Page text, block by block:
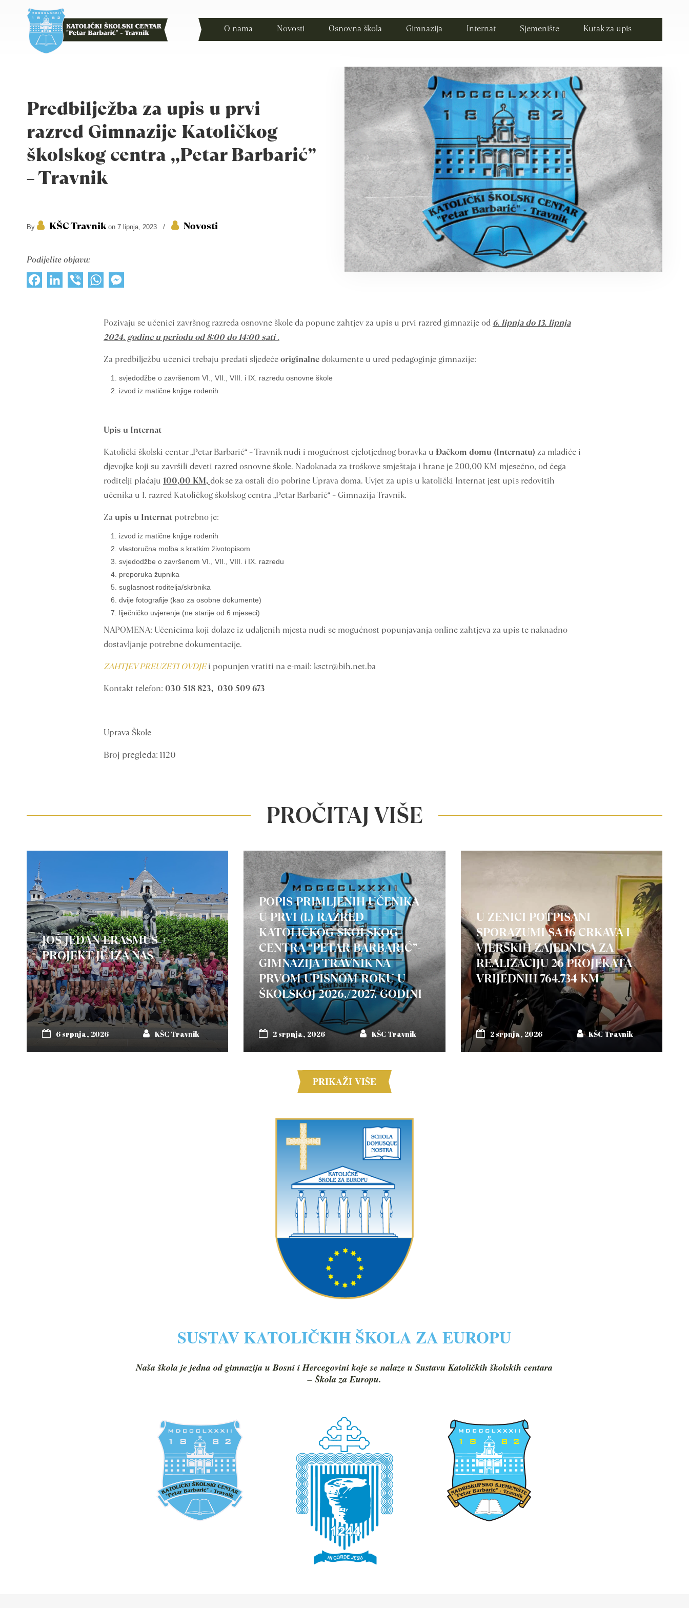
O nama Novosti Osnovna škola Gimnazija Internat Sjemenište Kutak za upis
Predbilježba za upis u prvi
razred Gimnazije Katoličkog
školskog centra ,,Petar Barbarić”
– Travnik
By KŠC Travnikon 7 lipnja, 2023 / Novosti
Podijelite objavu:
FacebookLinkedInViber WhatsApp
Pozivaju se učenici završnog razreda osnovne škole da popune zahtjev za upis u prvi razred gimnazije od 6. lipnja do 13. lipnja
2024. godine u periodu od 8:00 do 14:00 sati.
Za predbilježbu učenici trebaju predati sljedećeoriginalnedokumente u ured pedagoginje gimnazije:
svjedodžbe o završenom VI., VII., VIII. i IX. razredu osnovne škole
izvod iz matične knjige rođenih
Upis u Internat
Katolički školski centar „Petar Barbarić“ – Travnik nudi i mogućnost cjelotjednog boravka u Đačkom domu (Internatu) za mladiće i
djevojke koji su završili deveti razred osnovne škole. Nadoknada za troškove smještaja i hrane je 200,00 KM mjesečno, od čega
roditelji plaćaju 100,00 KM,dok se za ostali dio pobrine Uprava doma. Uvjet za upis u katolički Internat jest upis redovitih
učenika u I. razred Katoličkog školskog centra „Petar Barbarić“ – Gimnazija Travnik.
Za upis u Internat potrebno je:
izvod iz matične knjige rođenih
vlastoručna molba s kratkim životopisom
svjedodžbe o završenom VI., VII., VIII. i IX. razredu
preporuka župnika
suglasnost roditelja/skrbnika
dvije fotografije (kao za osobne dokumente)
liječničko uvjerenje (ne starije od 6 mjeseci)
NAPOMENA: Učenicima koji dolaze iz udaljenih mjesta nudi se mogućnost popunjavanja online zahtjeva za upis te naknadno
dostavljanje potrebne dokumentacije.
ZAHTJEV PREUZETI OVDJEi popunjen vratiti na e-mail: ksctr@bih.net.ba
Kontakt telefon: 030 518 823, 030 509 673
Uprava Škole
Broj pregleda: 1120
PROČITAJ VIŠE
JOŠ JEDAN ERASMUS +
PROJEKT JE IZA NAS
6 srpnja, 2026 KŠC Travnik
POPIS PRIMLJENIH UČENIKA
U PRVI (I.) RAZRED
KATOLIČKOG ŠKOLSKOG
CENTRA “PETAR BARBARIĆ”-
GIMNAZIJA TRAVNIK NA
PRVOM UPISNOM ROKU U
ŠKOLSKOJ 2026./2027. GODINI
2 srpnja, 2026 KŠC Travnik
U ZENICI POTPISANI
SPORAZUMI SA 16 CRKAVA I
VJERSKIH ZAJEDNICA ZA
REALIZACIJU 26 PROJEKATA
VRIJEDNIH 764.734 KM
2 srpnja, 2026 KŠC Travnik
PRIKAŽI VIŠE
SUSTAV KATOLIČKIH ŠKOLA ZA EUROPU
Naša škola je jedna od gimnazija u Bosni i Hercegovini koje se nalaze u Sustavu Katoličkih školskih centara
– Škola za Europu.